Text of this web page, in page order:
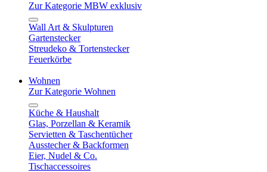
Zur Kategorie MBW exklusiv
Wall Art & Skulpturen
Gartenstecker
Streudeko & Tortenstecker
Feuerkörbe
Wohnen
Zur Kategorie Wohnen
Küche & Haushalt
Glas, Porzellan & Keramik
Servietten & Taschentücher
Ausstecher & Backformen
Eier, Nudel & Co.
Tischaccessoires